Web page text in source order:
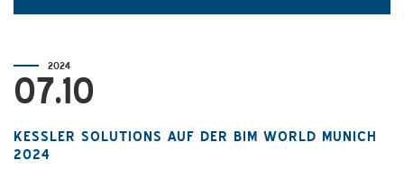
2024
07.10
KESSLER SOLUTIONS AUF DER BIM WORLD MUNICH 2
024